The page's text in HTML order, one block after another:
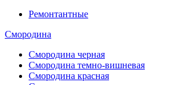
Ремонтантные
Смородина
Смородина черная
Смородина темно-вишневая
Смородина красная